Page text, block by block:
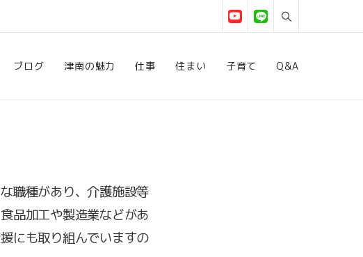
ブログ 津南の魅力 仕事 住まい 子育て Q&A
職種があり、介護施設等
品加工や製造業などがあ
にも取り組んでいますの